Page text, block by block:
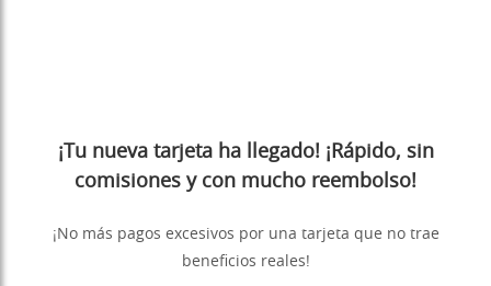
¡Tu nueva tarjeta ha llegado! ¡Rápido, sin
comisiones y con mucho reembolso!
¡No más pagos excesivos por una tarjeta que no trae
beneficios reales!